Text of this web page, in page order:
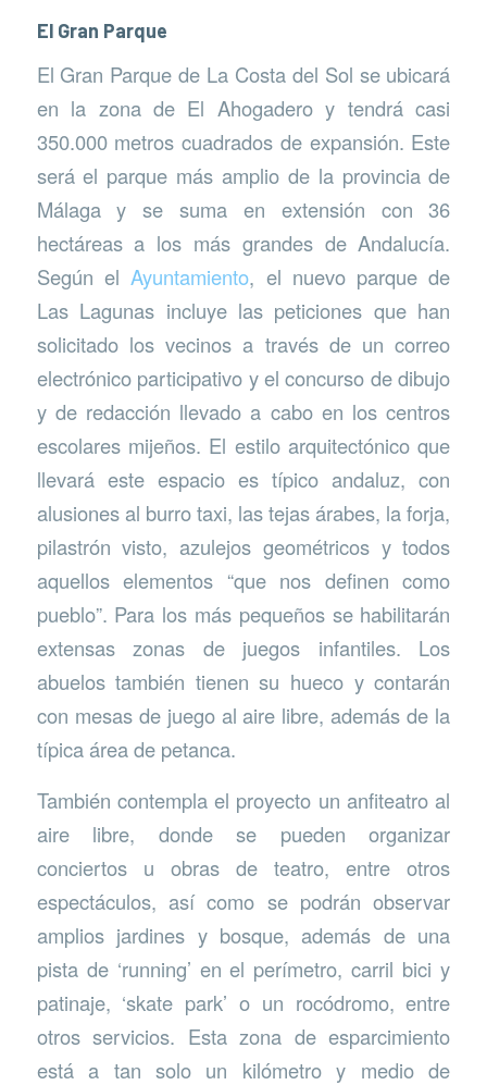
El Gran Parque
El Gran Parque de La Costa del Sol se ubicará
en la zona de El Ahogadero y tendrá casi
350.000 metros cuadrados de expansión. Este
será el parque más amplio de la provincia de
Málaga y se suma en extensión con 36
hectáreas a los más grandes de Andalucía.
Según elAyuntamiento, el nuevo parque de
Las Lagunas incluye las peticiones que han
solicitado los vecinos a través de un correo
electrónico participativo y el concurso de dibujo
y de redacción llevado a cabo en los centros
escolares mijeños. El estilo arquitectónico que
llevará este espacio es típico andaluz, con
alusiones al burro taxi, las tejas árabes, la forja,
pilastrón visto, azulejos geométricos y todos
aquellos elementos “que nos definen como
pueblo”. Para los más pequeños se habilitarán
extensas zonas de juegos infantiles. Los
abuelos también tienen su hueco y contarán
con mesas de juego al aire libre, además de la
típica área de petanca.
También contempla el proyecto un anfiteatro al
aire libre, donde se pueden organizar
conciertos u obras de teatro, entre otros
espectáculos, así como se podrán observar
amplios jardines y bosque, además de una
pista de ‘running’ en el perímetro, carril bici y
patinaje, ‘skate park’ o un rocódromo, entre
otros servicios. Esta zona de esparcimiento
está a tan solo un kilómetro y medio de